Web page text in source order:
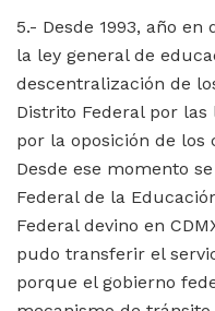
5.- Desde 1993, año
la ley general de
descentralización de
Distrito Federal por
por la oposición de los
Desde ese momento
Federal de la
Federal devino en
pudo transferir el
porque el gobierno